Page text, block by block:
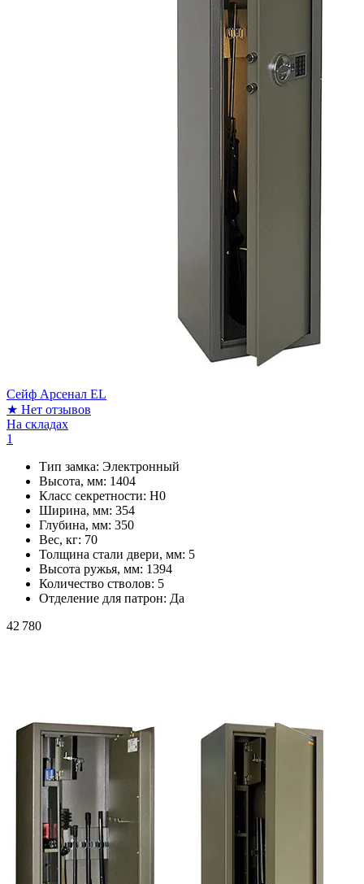
Сейф Арсенал EL
★ Нет отзывов
На складах
1
Тип замка: Электронный
Высота, мм: 1404
Класс секретности: H0
Ширина, мм: 354
Глубина, мм: 350
Вес, кг: 70
Толщина стали двери, мм: 5
Высота ружья, мм: 1394
Количество стволов: 5
Отделение для патрон: Да
42 780